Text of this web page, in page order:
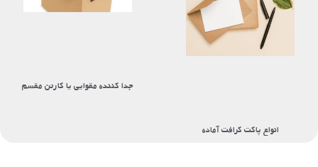
انواع پاکت کرافت آماده
جدا کننده مقوایی یا کارتن مقسم